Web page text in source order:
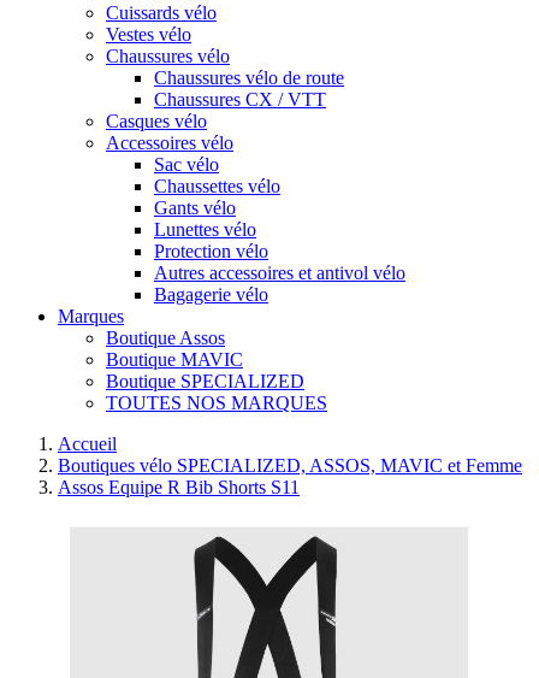
Cuissards vélo
Vestes vélo
Chaussures vélo
Chaussures vélo de route
Chaussures CX / VTT
Casques vélo
Accessoires vélo
Sac vélo
Chaussettes vélo
Gants vélo
Lunettes vélo
Protection vélo
Autres accessoires et antivol vélo
Bagagerie vélo
Marques
Boutique Assos
Boutique MAVIC
Boutique SPECIALIZED
TOUTES NOS MARQUES
Accueil
Boutiques vélo SPECIALIZED, ASSOS, MAVIC et Femme
Assos Equipe R Bib Shorts S11